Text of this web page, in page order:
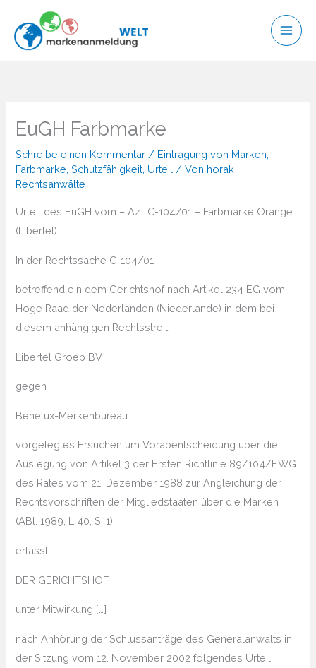
Inhalt
springen
EuGH Farbmarke
Schreibe einen Kommentar / Eintragung von Marken
Farbmarke ,Schutzfähigkeit Urteil / Von horak
Rechtsanwälte
Urteil des EuGH vom – Az.: C-104/01 – Farbmarke Orange
(Libertel)
In der Rechtssache C-104/01
betreffend ein dem Gerichtshof nach Artikel 234 EG vom
Hoge Raad der Nederlanden (Niederlande) in dem bei
diesem anhängigen Rechtsstreit
Libertel Groep BV
gegen
Benelux-Merkenbureau
vorgelegtes Ersuchen um Vorabentscheidung über die
Auslegung von Artikel 3 der Ersten Richtlinie 89/104/EWG
des Rates vom 21. Dezember 1988 zur Angleichung der
Rechtsvorschriften der Mitgliedstaaten über die Marken
(ABl. 1989, L 40, S. 1)
erlässt
DER GERICHTSHOF
unter Mitwirkung […]
nach Anhörung der Schlussanträge des Generalanwalts in
der Sitzung vom 12. November 2002 folgendes Urteil